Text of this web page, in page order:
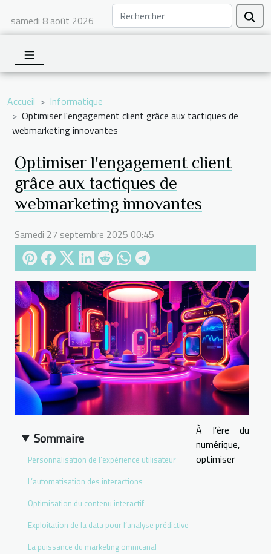
samedi 8 août 2026
Accueil
Informatique
Optimiser l'engagement client grâce aux tactiques de
webmarketing innovantes
Optimiser l'engagement client
grâce aux tactiques de
webmarketing innovantes
Samedi 27 septembre 2025 00:45
Sommaire
Personnalisation de l’expérience utilisateur
L’automatisation des interactions
Optimisation du contenu interactif
Exploitation de la data pour l’analyse prédictive
La puissance du marketing omnicanal
À l’ère du
numérique,
optimiser